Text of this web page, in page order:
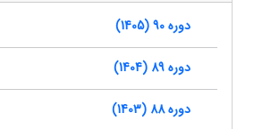
دوره 90 (1405)
دوره 89 (1404)
دوره 88 (1403)